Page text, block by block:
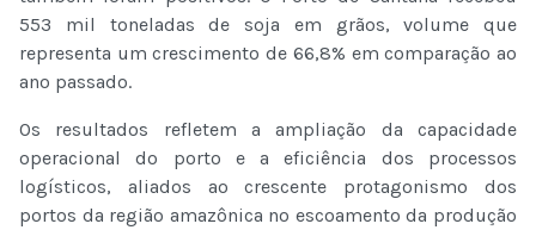
553 mil toneladas de soja em grãos, volume que
representa um crescimento de 66,8% em comparação ao
ano passado.
Os resultados refletem a ampliação da capacidade
operacional do porto e a eficiência dos processos
logísticos, aliados ao crescente protagonismo dos
portos da região amazônica no escoamento da produção